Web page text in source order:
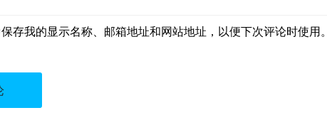
存我的显示名称、邮箱地址和网站地址，以便下次评论时使用。